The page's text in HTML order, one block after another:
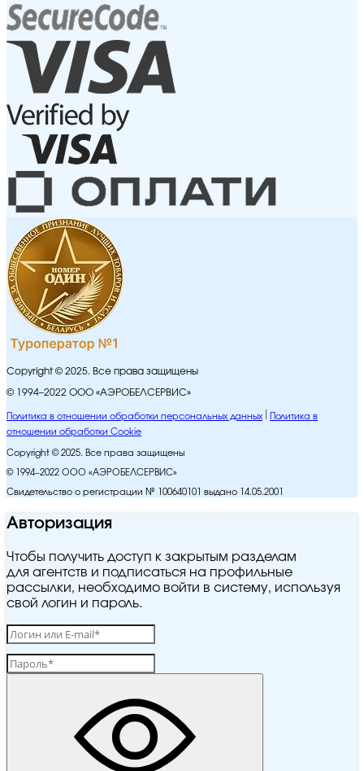
Copyright © 2025. Все права защищены
© 1994–2022 ООО «АЭРОБЕЛСЕРВИС»
Политика в отношении обработки персональных данных
Политика в
отношении обработки Cookie
Copyright © 2025. Все права защищены
© 1994–2022 ООО «АЭРОБЕЛСЕРВИС»
Свидетельство о регистрации № 100640101 выдано 14.05.2001
Авторизация
Чтобы получить доступ к закрытым разделам
для агентств и подписаться на профильные
рассылки, необходимо войти в систему, используя
свой логин и пароль.